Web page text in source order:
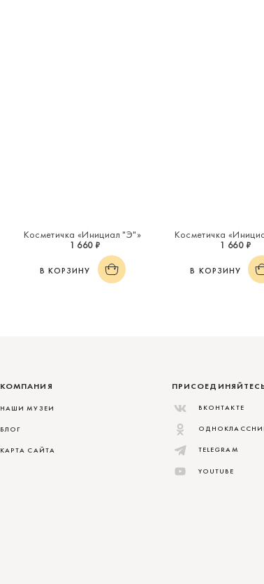
Косметичка «Инициал "Э"»
1 660 ₽
В КОРЗИНУ
Косметичка
1 660 ₽
В КОРЗИНУ
ВКОНТАКТЕ
TELEGRAM
YOUTUBE
КОМПАНИЯ
НАШИ МУЗЕИ
БЛОГ
КАРТА САЙТА